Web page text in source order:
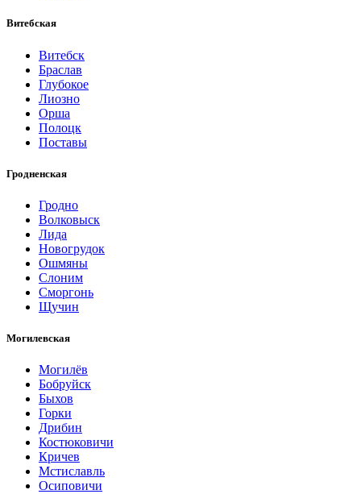
Витебская
Витебск
Браслав
Глубокое
Лиозно
Орша
Полоцк
Поставы
Гродненская
Гродно
Волковыск
Лида
Новогрудок
Ошмяны
Слоним
Сморгонь
Щучин
Могилевская
Могилёв
Бобруйск
Быхов
Горки
Дрибин
Костюковичи
Кричев
Мстиславль
Осиповичи